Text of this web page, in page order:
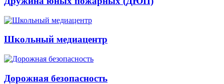
Школьный медиацентр
Дорожная безопасность